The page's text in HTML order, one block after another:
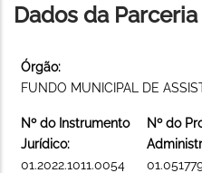
Dados da Parceria
Órgão:
FUNDO MUNICIPAL DE
Nº do Instrumento
Jurídico:
01.2022.1011.0054
Nº do